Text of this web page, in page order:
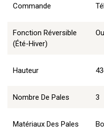
Commande
Fonction Réversible
(été-Hiver)
Hauteur
Nombre De Pales 3
Matériaux Des Pales